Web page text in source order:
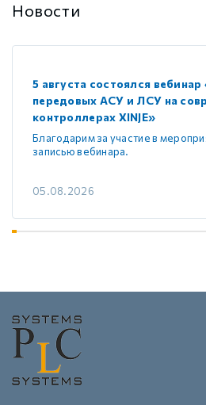
Новости
5 августа состоялся
передовых АСУ и ЛСУ на
контроллерах XINJE»
Благодарим за участие в
записью вебинара.
05.08.2026